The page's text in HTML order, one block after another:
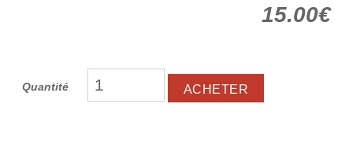
15.00€
Quantité